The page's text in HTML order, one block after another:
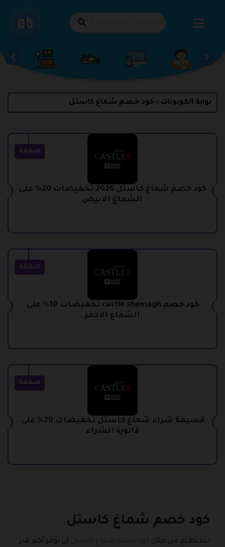
بوابة الكوبونات > كود خصم شماغ كاستل
صفقة
كود خصم شماغ كاستل 2026 تخفيضات 20% على
الشماغ الابيض
صفقة
كود خصم castle shemagh تخفيضات 10% على
الشماغ الاحمر
صفقة
قسيمة شراء شماغ كاستل تخفيضات 20% على
فاتورة الشراء
كود خصم شماغ كاستل
تستطيع من خلال كود خصم شماغ كاستل أن توفر أكبر قدر